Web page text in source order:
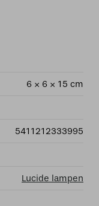
6 × 6 × 15 cm
5411212333995
Lucide lampen